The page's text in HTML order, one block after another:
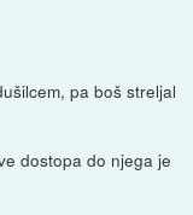
pa boš streljal
dostopa do njega je